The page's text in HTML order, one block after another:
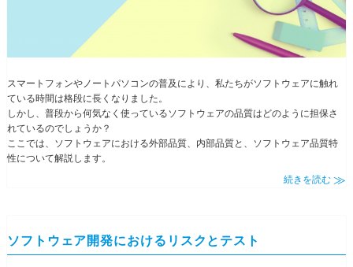
スマートフォンやノートパソコンの普及により、私たちがソフトウェアに触れ
ている時間は格段に長くなりました。
しかし、普段から何気なく使っているソフトウェアの品質はどのように担保さ
れているのでしょうか？
ここでは、ソフトウェアにおける外部品質、内部品質と、ソフトウェア品質特
性について解説します。
続きを読む
ソフトウェア開発におけるリスクとテスト